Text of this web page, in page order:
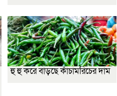
হু হু করে বাড়ছে কাঁচামরিচের দাম